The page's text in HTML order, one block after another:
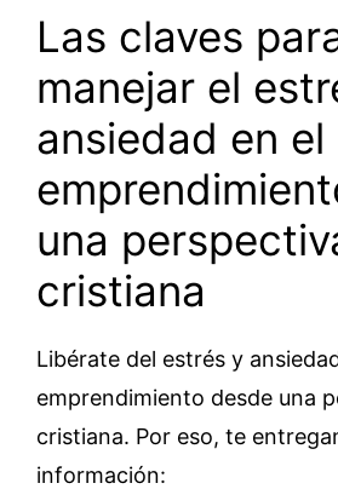
Las claves
manejar el
ansiedad en el
una
cristiana
Libérate del estrés y
emprendimiento desde una
cristiana. Por eso, te
información: